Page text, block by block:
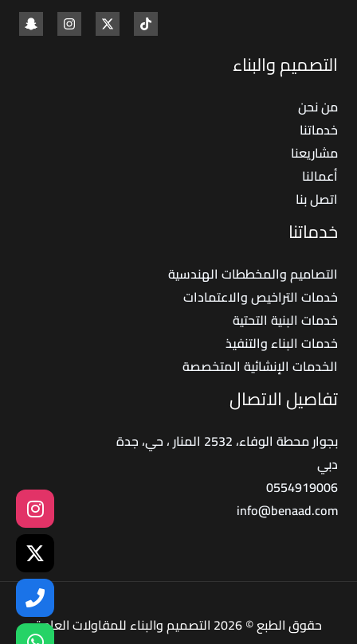
التصميم والبناء
من نحن
خدماتنا
مشاريعنا
أعمالنا
اتصل بنا
خدماتنا
التصاميم والمخططات الهندسية
خدمات التراخيص والاعتمادات
خدمات البنية التحتية
خدمات البناء والتنفيذ
الخدمات الإنشائية المتخصصة
تفاصيل الاتصال
بجوار محطة الوفاء، 2532 المنار ، حي، جدة
دبي
0554919006
info@benaad.com
حقوق الطبع © 2026 التصميم والبناء للمقاولات العامة